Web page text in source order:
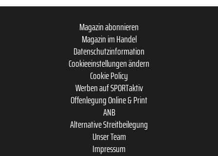
Magazin abonnieren
Magazin im Handel
Datenschutzinformation
Cookieeinstellungen ändern
Cookie Policy
Werben auf SPORTaktiv
Offenlegung Online & Print
ANB
Alternative Streitbeilegung
Unser Team
Impressum